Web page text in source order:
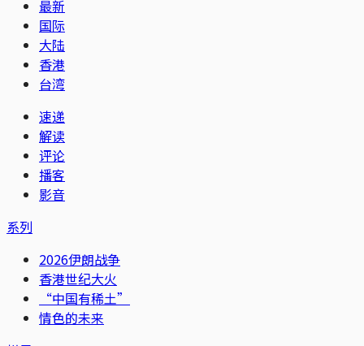
最新
国际
大陆
香港
台湾
速递
解读
评论
播客
影音
系列
2026伊朗战争
香港世纪大火
“中国有稀土”
情色的未来